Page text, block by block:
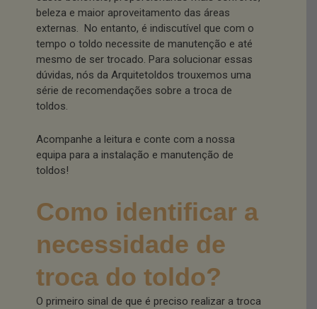
beleza e maior aproveitamento das áreas
externas. No entanto, é indiscutível que com o
tempo o toldo necessite de manutenção e até
mesmo de ser trocado. Para solucionar essas
dúvidas, nós da Arquitetoldos trouxemos uma
série de recomendações sobre a troca de
toldos.
Acompanhe a leitura e conte com a nossa
equipa para a instalação e manutenção de
toldos!
Como identificar a
necessidade de
troca do toldo?
O primeiro sinal de que é preciso realizar a troca